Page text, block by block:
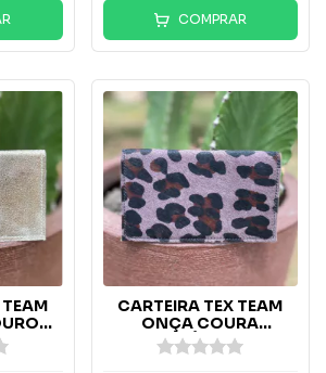
COMPRAR
CARTEIRA TEX TEAM
ONÇA COURA
LEGÍTIMO